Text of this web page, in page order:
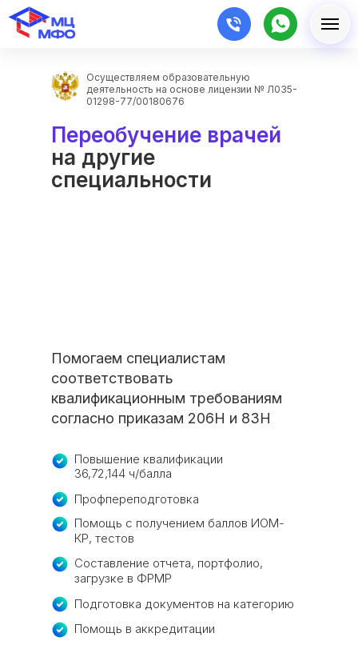
Помогаем специалистам
соответствовать
квалификационным требованиям
согласно приказам 206Н и 83Н
Переобучение врачей
на другие
специальности
Повышение квалификации
36,72,144 ч/балла
Профпереподготовка
Помощь с получением баллов ИОМ-
КР, тестов
Подготовка документов на категорию
Составление отчета, портфолио,
загрузке в ФРМР
Помощь в аккредитации
Осуществляем образовательную
деятельность на основе лицензии № Л035-
01298-77/00180676